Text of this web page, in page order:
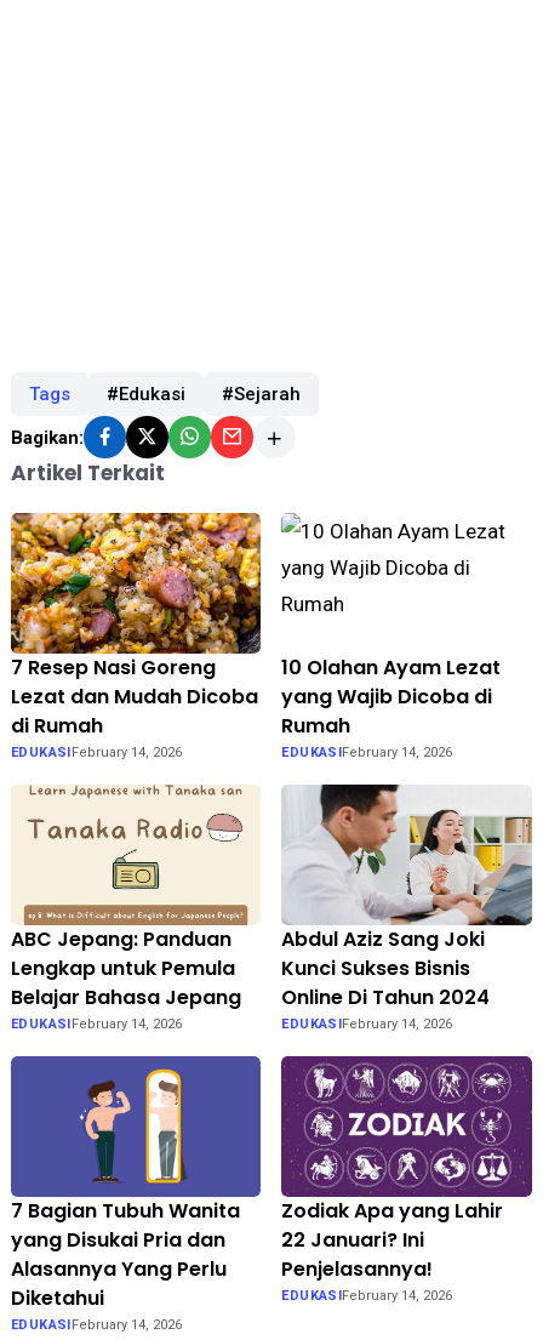
Tags #Edukasi #Sejarah
Bagikan:
Artikel Terkait
7 Resep Nasi Goreng
Lezat dan Mudah Dicoba
di Rumah
EDUKASI February 14, 2026
10 Olahan Ayam Lezat
yang Wajib Dicoba di
Rumah
EDUKASI February 14, 2026
ABC Jepang: Panduan
Lengkap untuk Pemula
Belajar Bahasa Jepang
EDUKASI February 14, 2026
Abdul Aziz Sang Joki
Kunci Sukses Bisnis
Online Di Tahun 2024
EDUKASI February 14, 2026
7 Bagian Tubuh Wanita
yang Disukai Pria dan
Alasannya Yang Perlu
Diketahui
EDUKASI February 14, 2026
Zodiak Apa yang Lahir
22 Januari? Ini
Penjelasannya!
EDUKASI February 14, 2026